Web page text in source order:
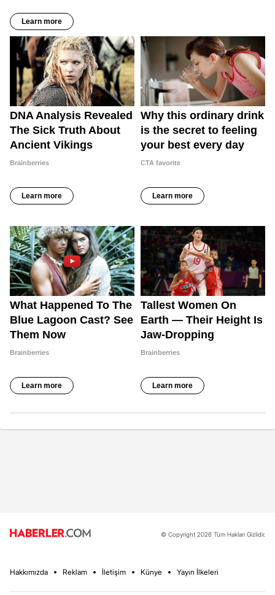
© Copyright 2026 Tüm Hakları Gizlidir.
Hakkımızda Reklam İletişim Künye Yayın İlkeleri